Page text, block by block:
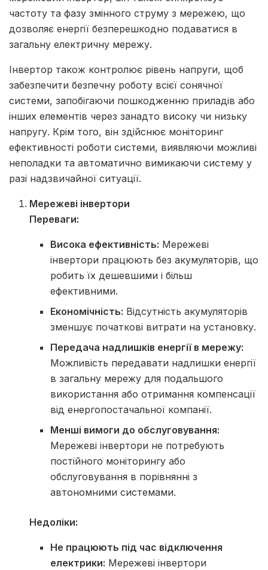
частоту та фазу змінного струму з мережею, що
дозволяє енергії безперешкодно подаватися в
загальну електричну мережу.
Інвертор також контролює рівень напруги, щоб
забезпечити безпечну роботу всієї сонячної
системи, запобігаючи пошкодженню приладів або
інших елементів через занадто високу чи низьку
напругу. Крім того, він здійснює моніторинг
ефективності роботи системи, виявляючи можливі
неполадки та автоматично вимикаючи систему у
разі надзвичайної ситуації.
Мережеві інвертори
Переваги:
Висока ефективність: Мережеві
інвертори працюють без акумуляторів, що
робить їх дешевшими і більш
ефективними.
Економічність: Відсутність акумуляторів
зменшує початкові витрати на установку.
Передача надлишків енергії в мережу:
Можливість передавати надлишки енергії
в загальну мережу для подальшого
використання або отримання компенсації
від енергопостачальної компанії.
Менші вимоги до обслуговування:
Мережеві інвертори не потребують
постійного моніторингу або
обслуговування в порівнянні з
автономними системами.
Недоліки:
Не працюють під час відключення
електрики: Мережеві інвертори